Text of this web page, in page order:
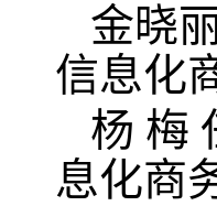
金晓
信息化
杨 梅
息化商